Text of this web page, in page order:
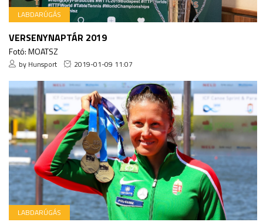
LABDARÚGÁS
VERSENYNAPTÁR 2019
Fotó: MOATSZ
by Hunsport 2019-01-09 11:07
LABDARÚGÁS